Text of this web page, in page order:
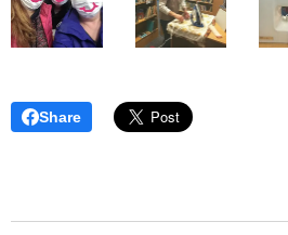
Share